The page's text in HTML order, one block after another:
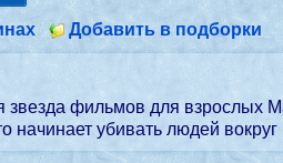
Добавить в подборки
фильмов для взрослых
начинает убивать людей